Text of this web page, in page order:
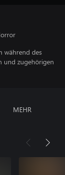
während des
und zugehörigen
MEHR